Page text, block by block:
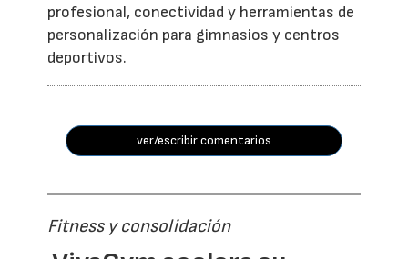
profesional, conectividad y herramientas de
personalización para gimnasios y centros
deportivos.
ver/escribir comentarios
Fitness y consolidación